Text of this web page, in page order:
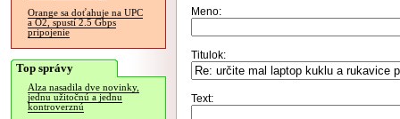
Orange sa doťahuje na UPC
a O2, spustí 2.5 Gbps
pripojenie
Top správy
Alza nasadila dve novinky,
jednu užitočnú a jednu
kontroverznú
Meno:
Titulok:
Text: